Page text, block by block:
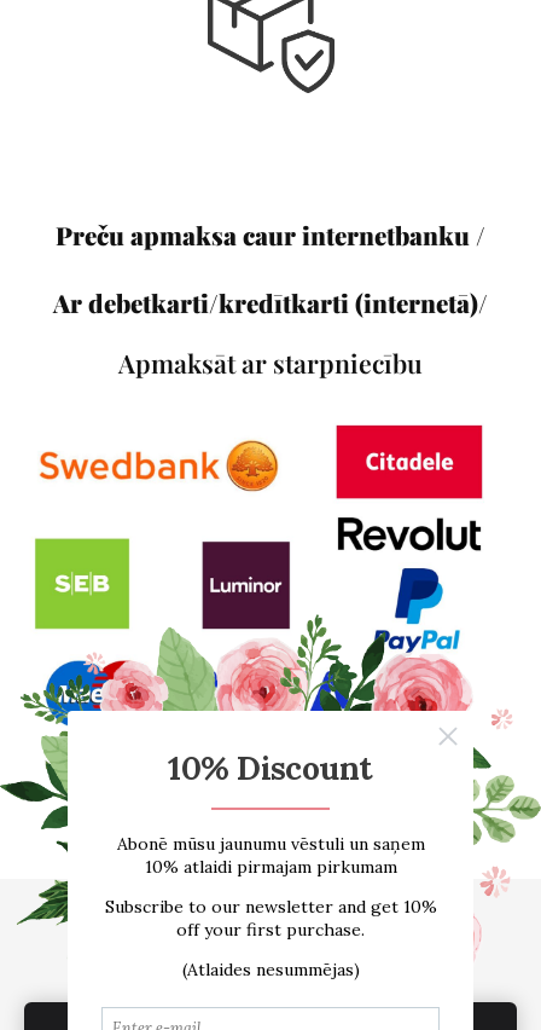
Preču apmaksa caur internetbanku /
Ar debetkarti/kredītkarti (internetā)/
Apmaksāt ar starpniecību
E-VEIKALS
Par mums
Atsauksmes
Blogs
Izmēru tabula
Kontakti
Piegāde Noteikumi